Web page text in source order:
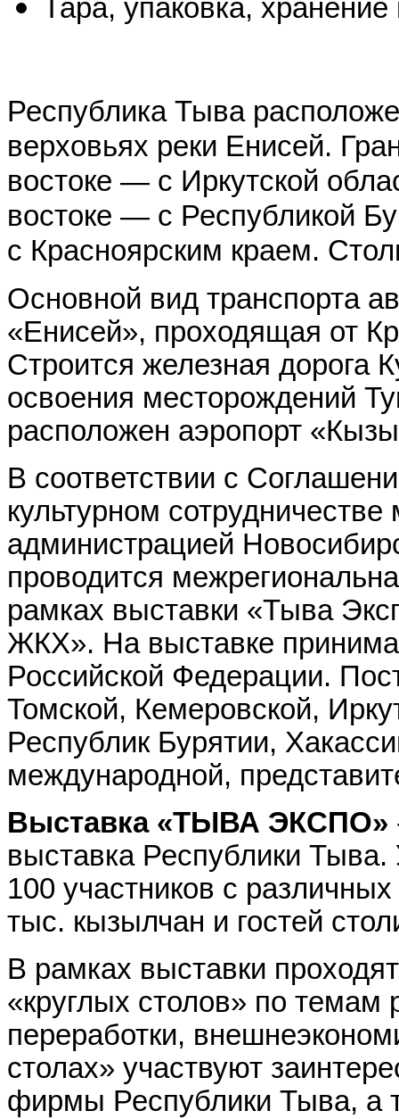
Тара, упаковка,
Республика Тыва
верховьях реки Енисей.
востоке — с Иркутской
востоке — с Республикой
с Красноярским краем.
Основной вид транспорта
«Енисей», проходящая от
Строится железная
освоения месторождений
расположен аэропорт
В соответствии с
культурном
администрацией
проводится
рамках выставки «Тыва
ЖКХ». На выставке
Российской Федерации.
Томской, Кемеровской,
Республик Бурятии,
международной,
Выставка «ТЫВА ЭКСПО»
выставка Республики
100 участников с
тыс. кызылчан и гостей
В рамках выставки
«круглых столов» по темам
переработки,
столах» участвуют
фирмы Республики Тыва, а